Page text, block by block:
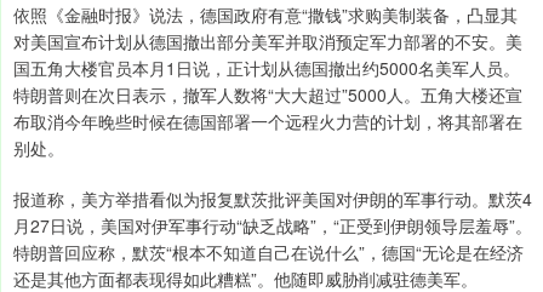
依照《金融时报》说法，德国政府有意“撒钱”求购美制装备，凸显其
对美国宣布计划从德国撤出部分美军并取消预定军力部署的不安。美
国五角大楼官员本月1日说，正计划从德国撤出约5000名美军人员。
特朗普则在次日表示，撤军人数将“大大超过”5000人。五角大楼还宣
布取消今年晚些时候在德国部署一个远程火力营的计划，将其部署在
别处。
报道称，美方举措看似为报复默茨批评美国对伊朗的军事行动。默茨4
月27日说，美国对伊军事行动“缺乏战略”，“正受到伊朗领导层羞辱”。
特朗普回应称，默茨“根本不知道自己在说什么”，德国“无论是在经济
还是其他方面都表现得如此糟糕”。他随即威胁削减驻德美军。